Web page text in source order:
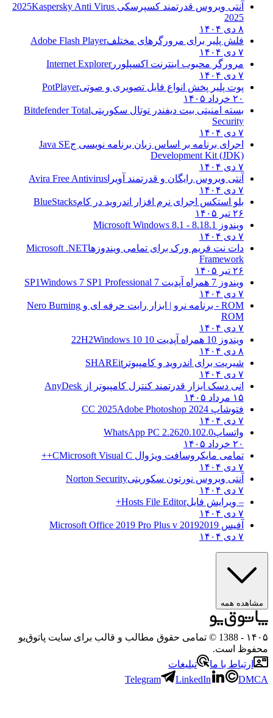
آنتی ویروس قدرتمند کسپرسکی 2025 Kaspersky Anti Virus
2025
۸ دی ۱۴۰۴
فلش پلیر برای مرورگرهای مختلفAdobe Flash Player
۷ دی ۱۴۰۴
مرورگر محبوب اینترنت اکسپلوررInternet Explorer
۷ دی ۱۴۰۴
پوت پلیر پخش انواع فایل تصویری و صوتیPotPlayer
۲۰ خرداد ۱۴۰۵
بسته امنیتی بیت دیفندر توتال سکوریتیBitdefender Total
Security
۷ دی ۱۴۰۴
اجرای برنامه بر اساس زبان برنامه نویسی جJava SE
Development Kit (JDK)
۷ دی ۱۴۰۴
آنتی ویروس رایگان و قدرتمند آویرا Avira Free Antivirus
۷ دی ۱۴۰۴
بلو استکس اجرای نرم افزار اندروید در کامBlueStacks
۲۶ تیر ۱۴۰۵
ویندوز 8.1
8.1 - Microsoft Windows 8.1
۷ دی ۱۴۰۴
دات نت فریم ورک برای تمامی ویندوزهاMicrosoft .NET
Framework
۲۶ تیر ۱۴۰۵
ویندوز 7 همراه آپدیت 7 SP1
Windows 7 SP1 Professional
۷ دی ۱۴۰۴
ROM - برنامه نرو | ابزار رایت حرفه ای و
Nero Burning
ROM
۷ دی ۱۴۰۴
ویندوز 10 همراه آپدیت 10 22H2
Windows 10
۸ دی ۱۴۰۴
شیریت برای اندروید و کامپیوتر SHAREit
۷ دی ۱۴۰۴
انی دسک ابزار قدرتمند کنترل کامپیوتر از AnyDesk
۱۵ مرداد ۱۴۰۵
فتوشاپ CC 2025 Adobe Photoshop 2024
۷ دی ۱۴۰۴
واتساپWhatsApp PC 2.2620.102.0
۲۰ خرداد ۱۴۰۵
تمامی مایکروسافت ویژوال C Microsoft Visual C++
۷ دی ۱۴۰۴
آنتی ویروس نورتون سکوریتیNorton Security
۷ دی ۱۴۰۴
– ویرایش فایلHosts File Editor+
۷ دی ۱۴۰۴
آفیس 2019 2019 Microsoft Office 2019 Pro Plus v
۷ دی ۱۴۰۴
مشاهده همه
۱۴۰۵
- 1388 © تمامی حقوق مطالب و قالب برای سایت پاتوق‌یو
محفوظ است.
ارتباط با ما
تبلیغات
Telegram
LinkedIn DMCA